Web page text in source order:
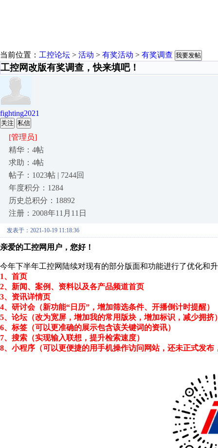
当前位置： 工控论坛 > 活动 > 有奖活动 > 有奖调查 我要发帖
工控网改版有奖调查，快来填吧！
fighting2021
关注 私信
[管理员]
精华：4帖
求助：4帖
帖子：1023帖 | 7244回
年度积分：1284
历史总积分：18892
注册：2008年11月11日
发表于：2021-10-19 11:18:36
亲爱的工控网用户，您好！
今年下半年工控网陆续对现有的部分版面和功能进行了优化和
1、首页
2、新闻、案例、资料以及各产品频道首页
3、资讯详情页
4、研讨会（新功能“日历”，增加筛选条件、开播倒计时提醒）
5、论坛（改为宽屏，增加我的常用版块，增加标识，减少拥挤
6、标签（可以更准确的展示包含该关键词的资讯）
7、搜索（实现输入联想，提升检索速度）
8、小程序（可以更便捷的用手机操作访问网站，还未正式发布